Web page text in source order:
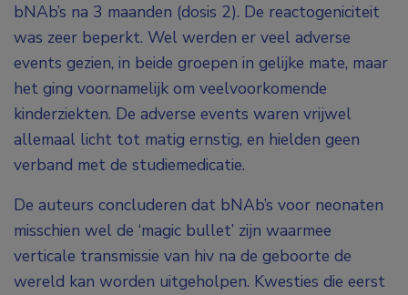
bNAb’s na 3 maanden (dosis 2). De reactogeniciteit
was zeer beperkt. Wel werden er veel adverse
events gezien, in beide groepen in gelijke mate, maar
het ging voornamelijk om veelvoorkomende
kinderziekten. De adverse events waren vrijwel
allemaal licht tot matig ernstig, en hielden geen
verband met de studiemedicatie.
De auteurs concluderen dat bNAb’s voor neonaten
misschien wel de ‘magic bullet’ zijn waarmee
verticale transmissie van hiv na de geboorte de
wereld kan worden uitgeholpen. Kwesties die eerst